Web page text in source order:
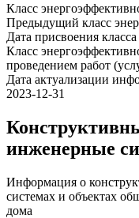
Класс
Предыдущий класс
Дата присвоения
Класс
проведением работ
Дата актуализации
2023-12-31
инженерные
Информация о
системах и объектах
дома